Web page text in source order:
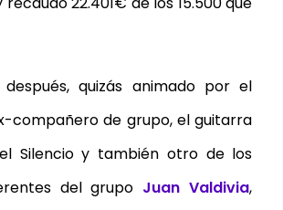
después, quizás animado por el
compañero de grupo, el guitarra
Silencio y también otro de los
del grupo Juan Valdivia,